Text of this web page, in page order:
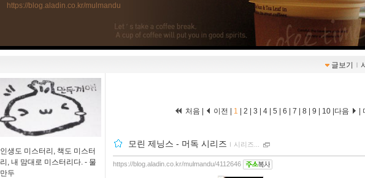
https://blog.aladin.co.kr/mulmandu
글보기 ｌ
인생도 미스터리, 책도 미스터
리, 내 맘대로 미스터리다. - 물
만두
처음 | 이전 | 1 2 3 4 5 6 7 8 9 10 다음
모린 제닝스 - 머독 시리즈 ｌ 시리즈...
https://blog.aladin.co.kr/mulmandu/4112646